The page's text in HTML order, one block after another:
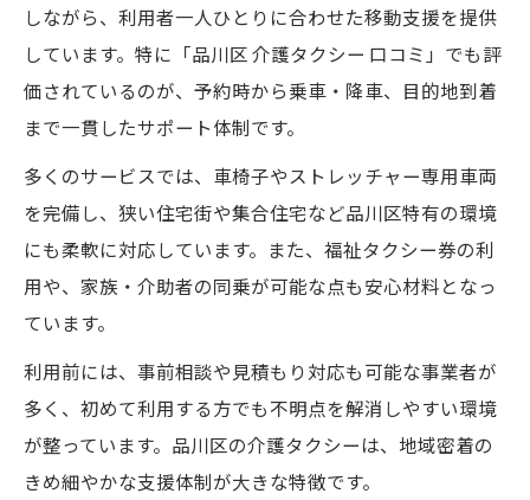
しながら、利用者一人ひとりに合わせた移動支援を提供
しています。特に「品川区 介護タクシー 口コミ」でも評
価されているのが、予約時から乗車・降車、目的地到着
まで一貫したサポート体制です。
多くのサービスでは、車椅子やストレッチャー専用車両
を完備し、狭い住宅街や集合住宅など品川区特有の環境
にも柔軟に対応しています。また、福祉タクシー券の利
用や、家族・介助者の同乗が可能な点も安心材料となっ
ています。
利用前には、事前相談や見積もり対応も可能な事業者が
多く、初めて利用する方でも不明点を解消しやすい環境
が整っています。品川区の介護タクシーは、地域密着の
きめ細やかな支援体制が大きな特徴です。